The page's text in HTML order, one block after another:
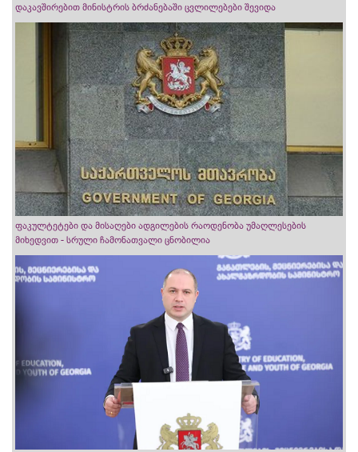
დაკავშირებით მინისტრის ბრძანებაში ცვლილებები შევიდა
ფაკულტეტები და მისაღები ადგილების რაოდენობა უმაღლესების
მიხედვით - სრული ჩამონათვალი ცნობილია